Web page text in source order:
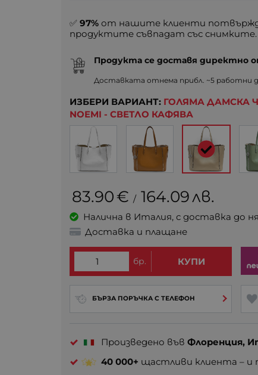
✅ 97% от нашите клиенти
продуктите съвпадат със снимките.
Продукта се доставя директно
Доставката отнема прибл. ~5 работни
ИЗБЕРИ ВАРИАНТ: ГОЛЯМА ДАМСКА
NOEMI - СВЕТЛО КАФЯВА
83.90€ / 164.09лв.
Налична в Италия, с доставка до
Доставка и плащане
бр. КУПИ
БЪРЗА ПОРЪЧКА С ТЕЛЕФОН
Произведено във Флоренция,
40 000+ щастливи клиента – и